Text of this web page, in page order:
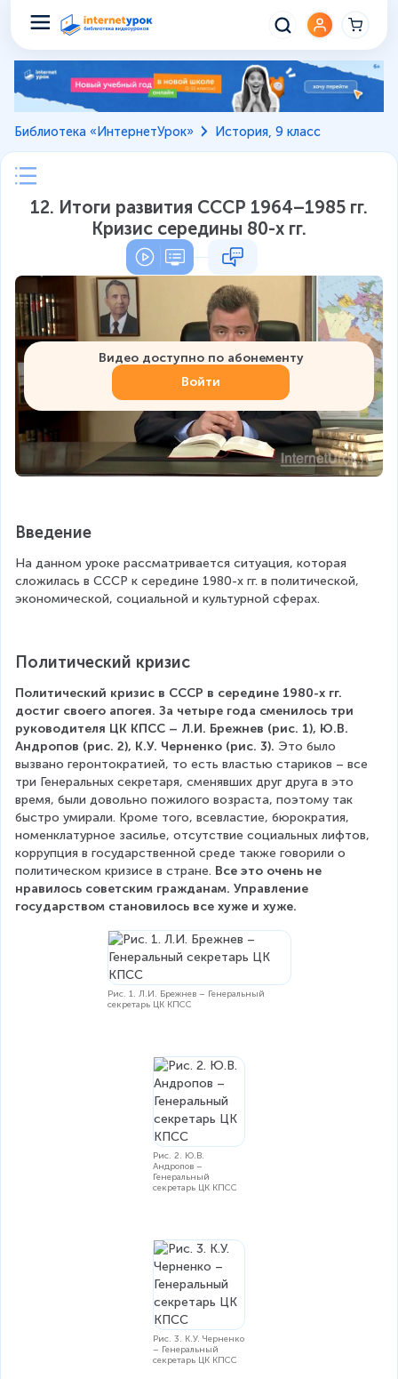
Библиотека «ИнтернетУрок» История, 9 класс
12. Итоги развития СССР 1964–1985 гг.
Кризис середины 80-х гг.
Видео доступно по абонементу
Войти
Введение
На данном уроке рассматривается ситуация, которая
сложилась в СССР к середине 1980-х гг. в политической,
экономической, социальной и культурной сферах.
Политический кризис
Политический кризис в СССР в середине 1980-х гг.
достиг своего апогея. За четыре года сменилось три
руководителя ЦК КПСС – Л.И. Брежнев (рис. 1), Ю.В.
Андропов (рис. 2), К.У. Черненко (рис. 3). Это было
вызвано геронтократией, то есть властью стариков – все
три Генеральных секретаря, сменявших друг друга в это
время, были довольно пожилого возраста, поэтому так
быстро умирали. Кроме того, всевластие, бюрократия,
номенклатурное засилье, отсутствие социальных лифтов,
коррупция в государственной среде также говорили о
политическом кризисе в стране. Все это очень не
нравилось советским гражданам. Управление
государством становилось все хуже и хуже.
Рис. 1. Л.И. Брежнев – Генеральный
секретарь ЦК КПСС
Рис. 2. Ю.В.
Андропов –
Генеральный
секретарь ЦК КПСС
Рис. 3. К.У. Черненко
– Генеральный
секретарь ЦК КПСС